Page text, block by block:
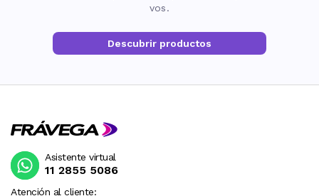
vos.
Descubrir productos
Atención al cliente:
Asistente virtual
11 2855 5086